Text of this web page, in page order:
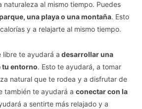
al mismo tiempo. Puedes
una playa o una montaña. Esto
y a relajarte al mismo tiempo.
libre te ayudará a desarrollar una
tu entorno. Esto te ayudará, a tomar
natural que te rodea y a disfrutar de
también te ayudará a conectar con la
a sentirte más relajado y a